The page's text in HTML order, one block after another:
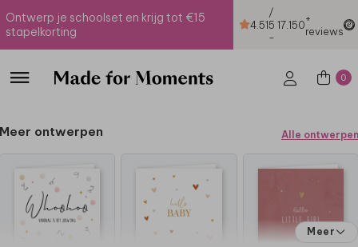
Ontwerp je schoolset en krijg tot €15
stapelkorting
4.51
/
5
-
17.150+
reviews
0
Meer ontwerpen Alle ontwerpen
Meer